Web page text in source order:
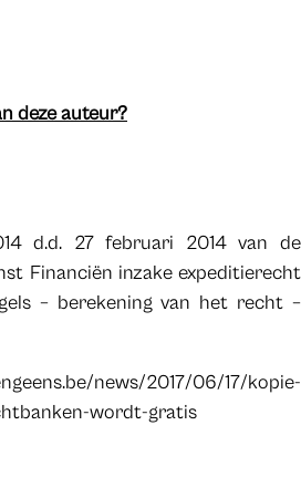
deze auteur?
d.d. 27 februari 2014 van de
Financiën inzake expeditierecht
– berekening van het recht –
news/2017/06/17/kopie-
wordt-gratis